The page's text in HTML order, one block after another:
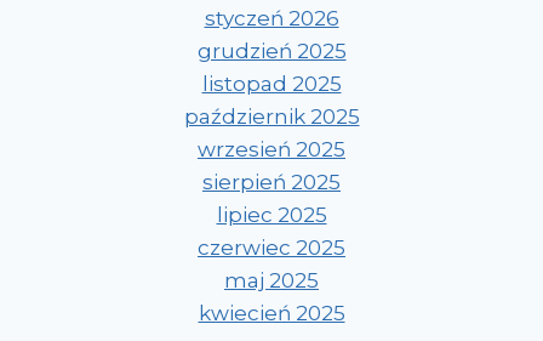
styczeń 2026
grudzień 2025
listopad 2025
październik 2025
wrzesień 2025
sierpień 2025
lipiec 2025
czerwiec 2025
maj 2025
kwiecień 2025